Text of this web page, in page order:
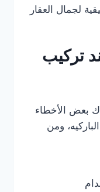
لجمال العقار
تركيب
بعض الأخطاء
ومن